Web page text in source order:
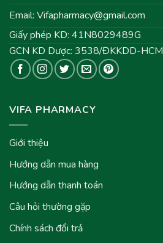
Email: Vifapharmacy@gmail.com
Giấy phép KD: 41N8029489G
GCN KD Dược: 3538/ĐKKDD-HCM
VIFA PHARMACY
Giới thiệu
Hướng dẫn mua hàng
Hướng dẫn thanh toán
Câu hỏi thường gặp
Chính sách đổi trả